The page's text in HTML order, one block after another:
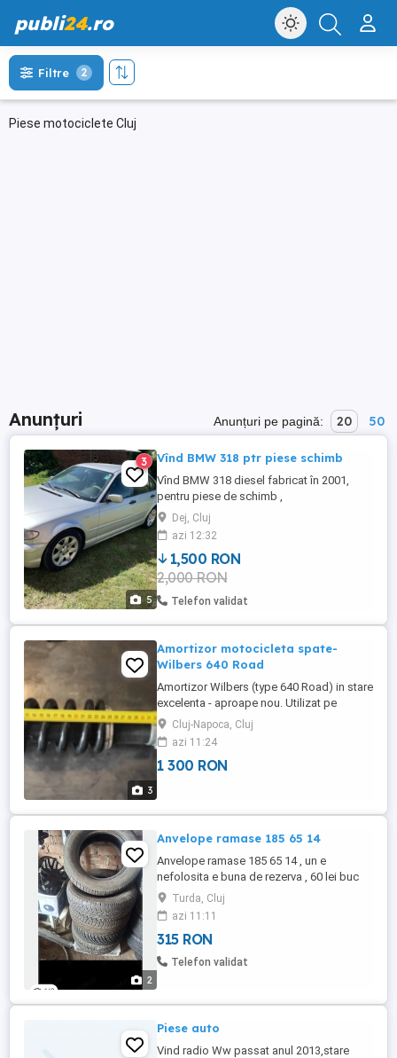
publi24.ro
Piese motociclete Cluj
Filtre 2
Anunțuri Anunțuri pe pagină: 20 50
5
3 Vînd BMW 318 ptr piese schimb
Vînd BMW 318 diesel fabricat în 2001,
pentru piese de schimb ,
dezmembrare.Mașina nu se vinde pe
bucăți, ci se vinde întreagă. Sunt
proprietarul ei și Dețin certificat de radiere.
din circulație. Poze reale.
Dej, Cluj
azi 12:32
1,500 RON
2,000 RON
Telefon validat
3
Amortizor motocicleta spate-
Wilbers 640 Road
Amortizor Wilbers (type 640 Road) in stare
excelenta - aproape nou. Utilizat pe
motocicleta BMW F650GS (K72- Twin)
aproximativ 10.000 km. Nu a fost folosit în
enduro. Servisat recent - ulei și garnituri
schimbate Are semne minime de uzură
Cluj-Napoca, Cluj
azi 11:24
1 300 RON
2
Anvelope ramase 185 65 14
Anvelope ramase 185 65 14 , un e
nefolosita e buna de rezerva , 60 lei buc
Turda, Cluj
azi 11:11
315 RON
Telefon validat
Piese auto
Vind radio Ww passat anul 2013,stare